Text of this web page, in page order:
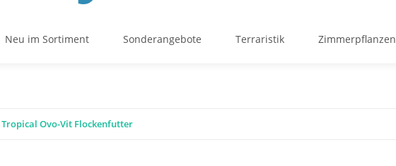
Neu im Sortiment Sonderangebote Terraristik Zimmerpflanzen
Tropical Ovo-Vit Flockenfutter